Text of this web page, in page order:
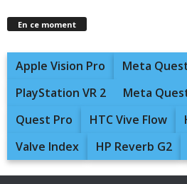
En ce moment
Apple Vision Pro
Meta
PlayStation VR 2
Meta
Quest Pro
HTC Vive Flow
Valve Index
HP Reverb G2